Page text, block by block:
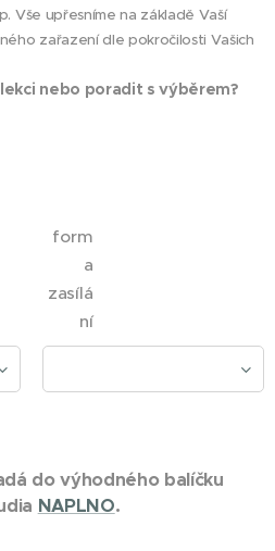
Vše upřesníme na základě Vaší
zařazení dle pokročilosti Vašich
nebo poradit s výběrem?
form
a
zasílá
ní
do výhodného balíčku
NAPLNO.